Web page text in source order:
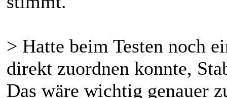
> Hatte beim Testen noch
direkt zuordnen konnte,
Das wäre wichtig genauer